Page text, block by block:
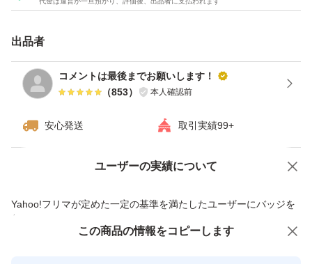
※注意:実物と写真は異なります。
生物のためお値下げ不可です
#にしゆたか #長崎県産 #新じゃが
特徴...農家直送
出品者
コメントは最後までお願いします！
（853） 本人確認前
安心発送 取引実績99+
ユーザーの実績について
Yahoo!フリマが定めた一定の基準を満たしたユーザーにバッジを
付与しています
価格の相談 商品への質問
この商品の情報をコピーします
この商品をみている人にオススメ